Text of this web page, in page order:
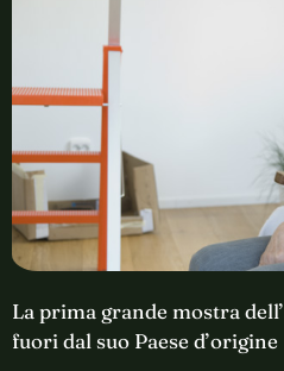
La prima grande mostra
fuori dal suo Paese d’origine